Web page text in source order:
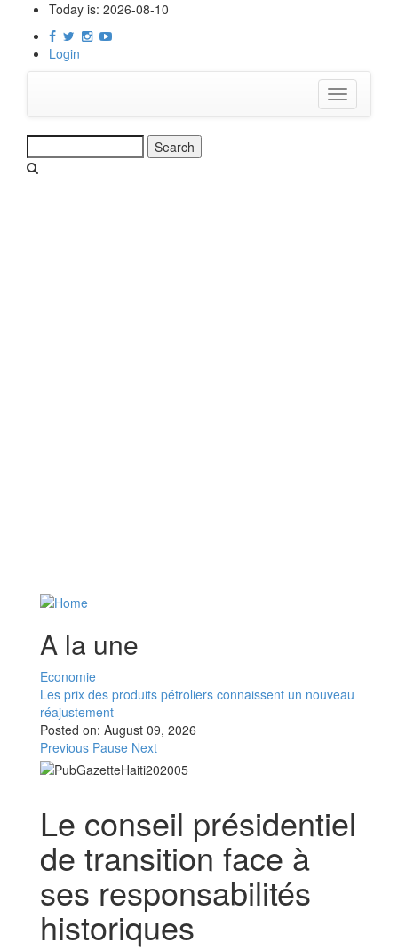
content
Today is: 2026-08-10
Login
Toggle
navigation
A la une
Economie
Les prix des produits pétroliers connaissent un nouveau
réajustement
Posted on: August 09, 2026
Previous Pause Next
Le conseil présidentiel
de transition face à
ses responsabilités
historiques